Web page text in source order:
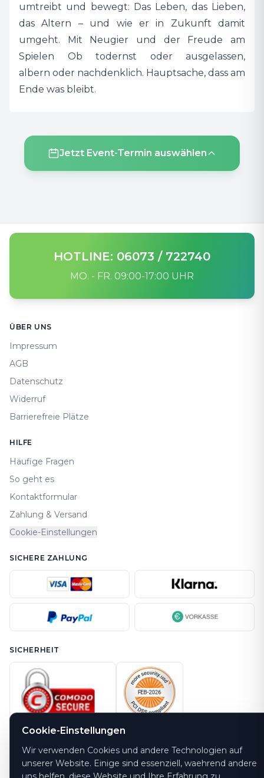
umtreibt und bewegt: Das Leben, das Lieben,
das Altern – und wie er in Zukunft damit
umgeht. Mit Neugier und der Freude am
Spielen Ob todernst oder ausgelassen,
albern oder nachdenklich. Hauptsache, dass am
Ende was bleibt.
Jetzt Event-Termin auswählen
HOTLINE: 06073 / 722740
MO. - FR. 09:00-17:00 UHR
ÜBER UNS
Impressum
AGB
Datenschutz
Widerruf
Barrierefreie Plätze
HILFE
Häufige Fragen
So geht es
Kontaktformular
Zahlung & Versand
Cookie-Einstellungen
SICHERE ZAHLUNG
SICHERHEIT
Finden Sie Ihre Lieblingskünstler und Veranstaltungsorte.
Cookie-Einstellungen
Wir verwenden Cookies und andere Technologien auf
unserer Website. Einige sind essenziell, waehrend andere